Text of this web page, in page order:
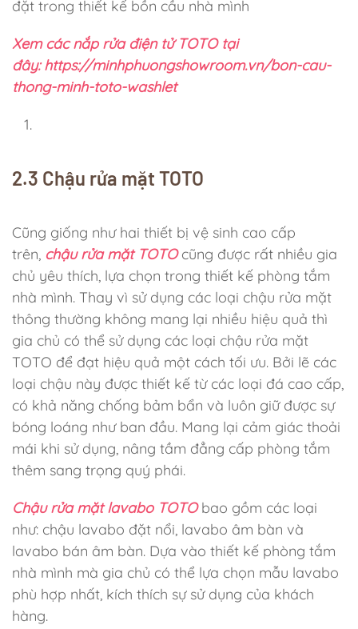
đặt trong thiết kế bồn cầu nhà mình
Xem các nắp rửa điện tử TOTO tại
đây: https://minhphuongshowroom.vn/bon-cau-
thong-minh-toto-washlet
2.3 Chậu rửa mặt TOTO
Cũng giống như hai thiết bị vệ sinh cao cấp
trên, chậu rửa mặt TOTOcũng được rất nhiều gia
chủ yêu thích, lựa chọn trong thiết kế phòng tắm
nhà mình. Thay vì sử dụng các loại chậu rửa mặt
thông thường không mang lại nhiều hiệu quả thì
gia chủ có thể sử dụng các loại chậu rửa mặt
TOTO để đạt hiệu quả một cách tối ưu. Bởi lẽ các
loại chậu này được thiết kế từ các loại đá cao cấp,
có khả năng chống bảm bẩn và luôn giữ được sự
bóng loáng như ban đầu. Mang lại cảm giác thoải
mái khi sử dụng, nâng tầm đẳng cấp phòng tắm
thêm sang trọng quý phái.
Chậu rửa mặt lavabo TOTObao gồm các loại
như: chậu lavabo đặt nổi, lavabo âm bàn và
lavabo bán âm bàn. Dựa vào thiết kế phòng tắm
nhà mình mà gia chủ có thể lựa chọn mẫu lavabo
phù hợp nhất, kích thích sự sử dụng của khách
hàng.